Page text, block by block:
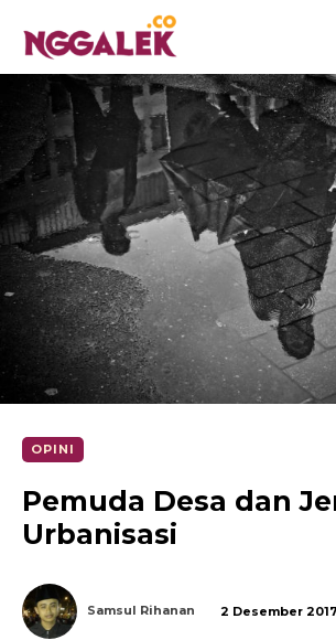
OPINI
Pemuda Desa dan
Urbanisasi
Samsul Rihanan 2 Desember 2017